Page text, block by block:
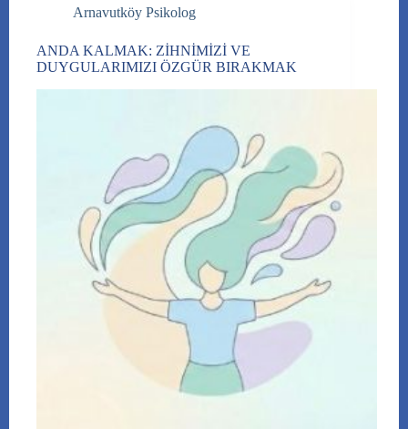
Arnavutköy Psikolog
ANDA KALMAK: ZİHNİMİZİ VE
DUYGULARIMIZI ÖZGÜR BIRAKMAK